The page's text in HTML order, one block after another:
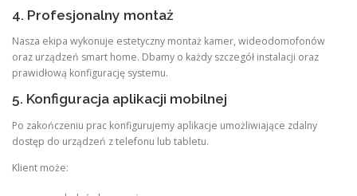
4. Profesjonalny montaż
Nasza ekipa wykonuje estetyczny montaż kamer, wideodomofonów
oraz urządzeń smart home. Dbamy o każdy szczegół instalacji oraz
prawidłową konfigurację systemu.
5. Konfiguracja aplikacji mobilnej
Po zakończeniu prac konfigurujemy aplikacje umożliwiające zdalny
dostęp do urządzeń z telefonu lub tabletu.
Klient może: